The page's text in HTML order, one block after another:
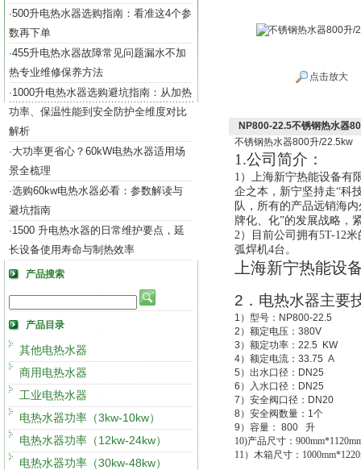
·500升电热水器选购指南：看准这4个参
数再下单
·455升电热水器故障常见问题漏水不加
热专业维修保养方法
·1000升电热水器选购避坑指南：从加热
功率、保温性能到安全防护全维度对比
解析
·大功率更省心？60kW电热水器适用场
景全梳理
·选购60kw电热水器必看：参数解读与
避坑指南
·1500 升电热水器的日常维护要点，延
长设备使用寿命与制热效率
产品搜索
产品目录
其他电热水器
商用电热水器
工业电热水器
电热水器功率（3kw-10kw）
电热水器功率（12kw-24kw）
电热水器功率（30kw-48kw）
点击放大
NP800-22.5不锈钢热水器
不锈钢热水器800升/22.5kw
1.公司简介 ：
1） 上海新宁热能设备有
企之本 ， 新宁坚持走“科
队，所有的产品远销海
牌化、化”的发展战略，
2）目前公司拥有5T-12
弧焊机4台。
上海新宁热能设
2 ．电热水器主要
1 ）型号： NP800-22.5
2 ）额定电压： 380V
3 ）额定功率： 22.5 KW
4）额定电流： 33.75 A
5 ）出水口径： DN25
6 ）入水口径： DN25
7 ）安全阀口径： DN20
8）安全阀数量： 1个
9 ）容量： 800 升
10)产品尺寸：
11 ）木箱尺寸：